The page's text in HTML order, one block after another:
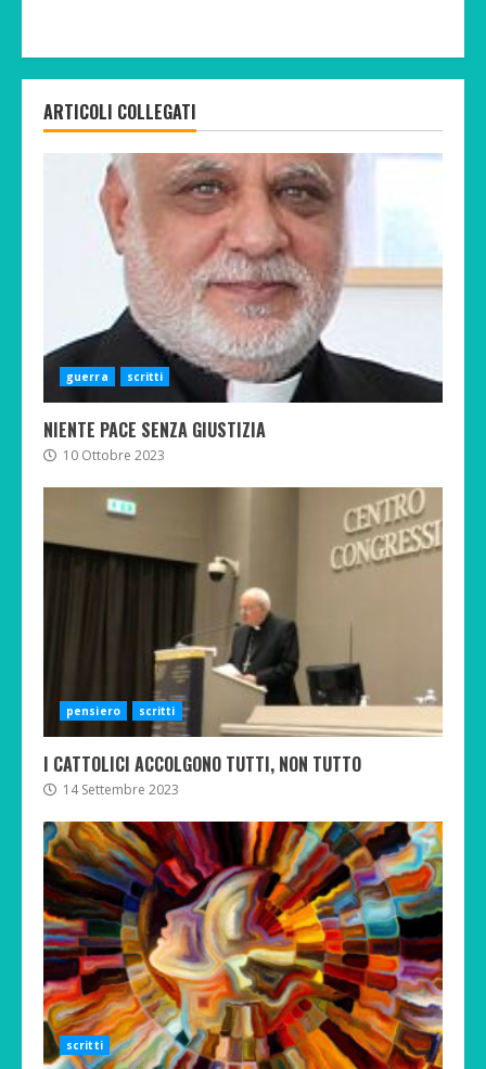
ARTICOLI COLLEGATI
guerra scritti
NIENTE PACE SENZA GIUSTIZIA
10 Ottobre 2023
pensiero scritti
I CATTOLICI ACCOLGONO TUTTI, NON TUTTO
14 Settembre 2023
scritti